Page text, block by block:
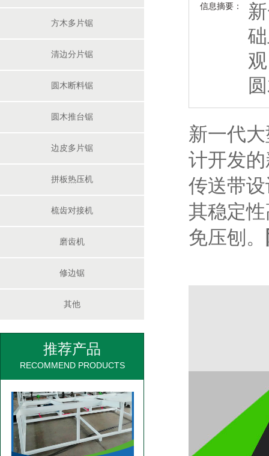
方木多片锯
清边分片锯
圆木断料锯
圆木推台锯
边皮多片锯
拼板热压机
梳齿对接机
磨齿机
修边锯
其他
推荐产品
RECOMMEND PRODUCTS
高速风机
修边锯机单片纵切锯
四米圆木自动断料锯
信息摘要：
新一代
计开发
传送带
其稳定
免压刨。